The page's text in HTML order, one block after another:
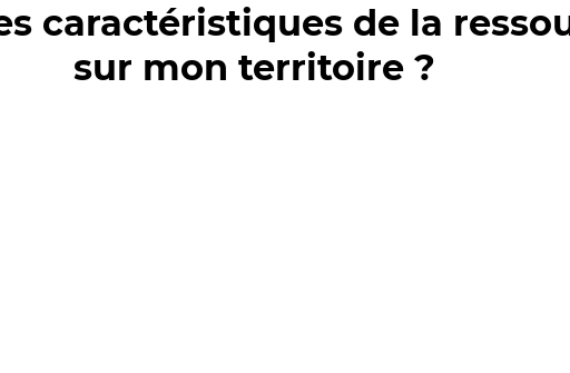
caractéristiques de la
sur mon territoire ?